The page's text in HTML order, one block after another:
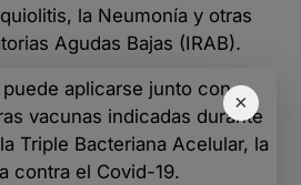
×
la Neumonía y otras
Agudas Bajas (IRAB).
aplicarse junto con
vacunas indicadas durante
Triple Bacteriana Acelular, la
contra el Covid-19.